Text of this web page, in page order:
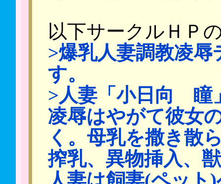
以下サークルＨＰ
>爆乳人妻調教凌
す。
>人妻「小日向 瞳
凌辱はやがて彼女
く。母乳を撒き散
搾乳、異物挿入、
人妻は飼妻(ペッ